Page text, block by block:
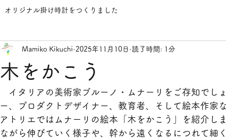
オリジナル掛け時計をつくりました
木をかこう
Mamiko Kikuchi 2025年11月10日 読了時間: 1分
イタリアの美術家ブルーノ・ムナーリをご存知でし
ー、プロダクトデザイナー、教育者、そして絵本作家
アトリエではムナーリの絵本「木をかこう」を紹介し
ながら伸びていく様子や、幹から遠くなるにつれて細